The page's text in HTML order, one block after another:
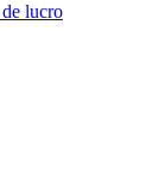
lucro